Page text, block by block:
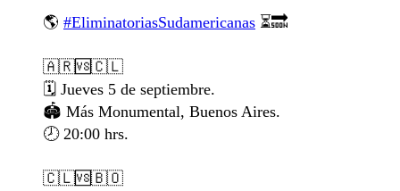
🌎 #EliminatoriasSudamericanas ⏳🔜
🇦🇷🆚🇨🇱
🗓️ Jueves 5 de septiembre.
🏟️ Más Monumental, Buenos Aires.
🕗 20:00 hrs.
🇨🇱🆚🇧🇴